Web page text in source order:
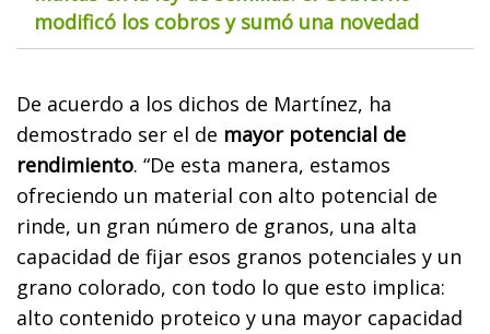
modificó los cobros y sumó una novedad
De acuerdo a los dichos de Martínez, ha
demostrado ser el de mayor potencial de
rendimiento. “De esta manera, estamos
ofreciendo un material con alto potencial de
rinde, un gran número de granos, una alta
capacidad de fijar esos granos potenciales y un
grano colorado, con todo lo que esto implica:
alto contenido proteico y una mayor capacidad